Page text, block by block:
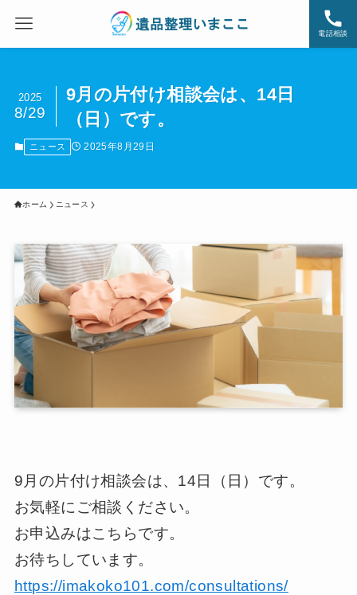
電話相談
9月の片付け相談会は、14日
（日）です。
2025
8/29
ニュース 2025年8月29日
ホーム ニュース
9月の片付け相談会は、14日（日）です。
お気軽にご相談ください。
お申込みはこちらです。
お待ちしています。
https://imakoko101.com/consultations/